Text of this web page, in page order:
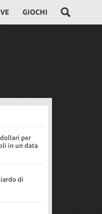
GIOCHI
per
in un data
di